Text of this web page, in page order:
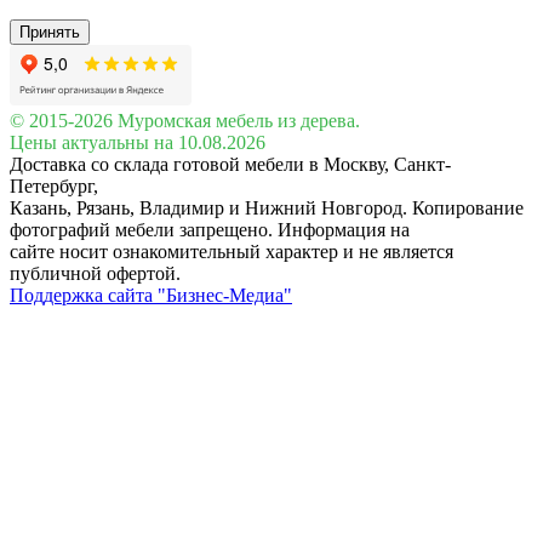
Принять
© 2015-2026 Муромская мебель из дерева.
Цены актуальны на 10.08.2026
Доставка со склада готовой мебели в Москву, Санкт-
Петербург,
Казань, Рязань, Владимир и Нижний Новгород. Копирование
фотографий мебели запрещено. Информация на
сайте носит ознакомительный характер и не является
публичной офертой.
Поддержка сайта "Бизнес-Медиа"